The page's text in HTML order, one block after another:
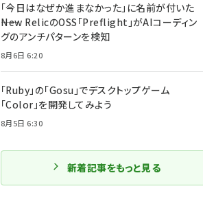
「今日はなぜか進まなかった」に名前が付いた
――New RelicのOSS「Preflight」がAIコーディン
グのアンチパターンを検知
8月6日 6:20
「Ruby」の「Gosu」でデスクトップゲーム
「Color」を開発してみよう
8月5日 6:30
新着記事をもっと見る